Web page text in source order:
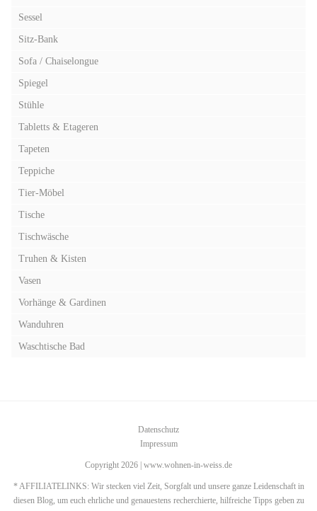
Sessel
Sitz-Bank
Sofa / Chaiselongue
Spiegel
Stühle
Tabletts & Etageren
Tapeten
Teppiche
Tier-Möbel
Tische
Tischwäsche
Truhen & Kisten
Vasen
Vorhänge & Gardinen
Wanduhren
Waschtische Bad
Datenschutz
Impressum
Copyright 2026 | www.wohnen-in-weiss.de
* AFFILIATELINKS: Wir stecken viel Zeit, Sorgfalt und unsere ganze Leidenschaft in
diesen Blog, um euch ehrliche und genauestens recherchierte, hilfreiche Tipps geben zu